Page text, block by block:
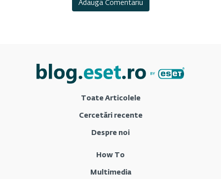
Toate Articolele
Cercetări recente
Despre noi
How To
Multimedia